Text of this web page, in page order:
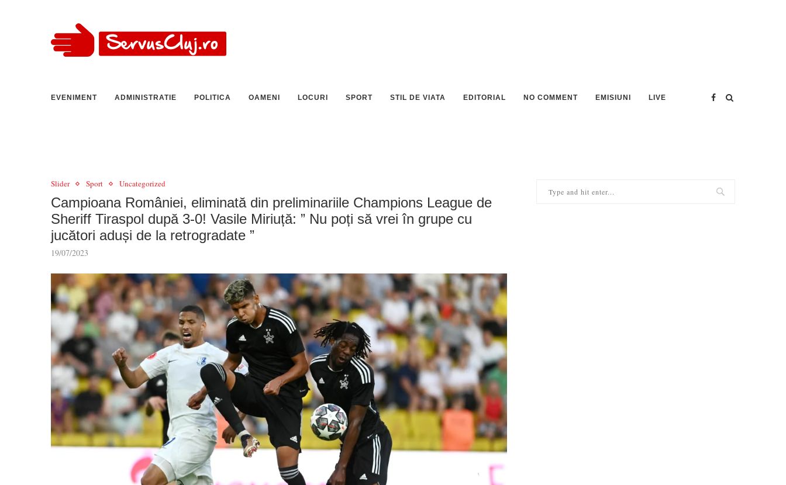
EVENIMENT ADMINISTRATIE POLITICA OAMENI LOCURI SPORT STIL DE VIATA EDITORIAL NO COMMENT EMISIUNI LIVE
Slider Sport Uncategorized
Campioana României, eliminată din preliminariile Champions League de
Sheriff Tiraspol după 3-0! Vasile Miriuță: ” Nu poți să vrei în grupe cu
jucători aduși de la retrogradate ”
19/07/2023